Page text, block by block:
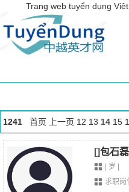
Trang web tuyển dụng
首页 招聘职位 求职简历
1241 首页 上一页 12 13 14 15
[]包石磊
| 岁 |
求职岗